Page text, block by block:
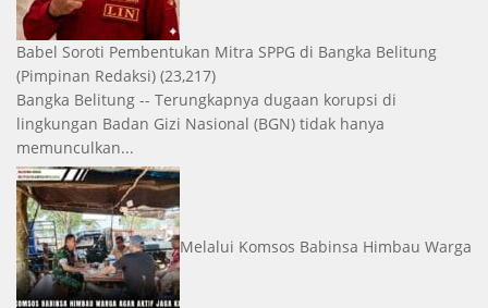
Babel Soroti Pembentukan Mitra SPPG di Bangka Belitung
(Pimpinan Redaksi) (23,217)
Bangka Belitung -- Terungkapnya dugaan korupsi di
lingkungan Badan Gizi Nasional (BGN) tidak hanya
memunculkan...
Melalui Komsos Babinsa Himbau Warga